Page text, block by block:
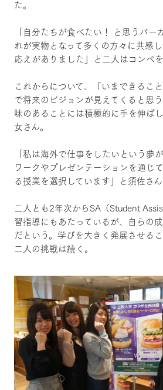
た。
「自分たちが食べたい！ と思うバー
れが実物となって多くの方々に共感
応えがありました」と二人はコンペを
これからについて、「いまできるこ
で将来のビジョンが見えてくると思
味のあることには積極的に手を伸ば
女さん。
「私は海外で仕事をしたいという夢
ワークやプレゼンテーションを通じ
る授業を選択しています」と須佐さん
二人とも2年次からSA（Student
習指導にもあたっているが、自らの
だという。学びを大きく発展させる
二人の挑戦は続く。